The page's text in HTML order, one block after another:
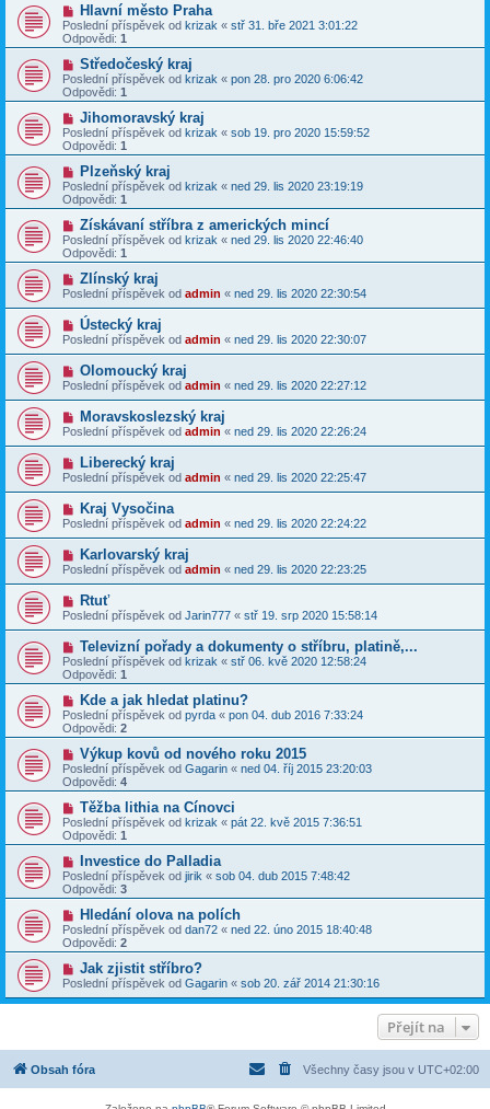
Hlavní město Praha
Poslední příspěvek od krizak « stř 31. bře 2021 3:01:22
Odpovědi: 1
Středočeský kraj
Poslední příspěvek od krizak « pon 28. pro 2020 6:06:42
Odpovědi: 1
Jihomoravský kraj
Poslední příspěvek od krizak « sob 19. pro 2020 15:59:52
Odpovědi: 1
Plzeňský kraj
Poslední příspěvek od krizak « ned 29. lis 2020 23:19:19
Odpovědi: 1
Získávaní stříbra z amerických mincí
Poslední příspěvek od krizak « ned 29. lis 2020 22:46:40
Odpovědi: 1
Zlínský kraj
Poslední příspěvek od admin « ned 29. lis 2020 22:30:54
Ústecký kraj
Poslední příspěvek od admin « ned 29. lis 2020 22:30:07
Olomoucký kraj
Poslední příspěvek od admin « ned 29. lis 2020 22:27:12
Moravskoslezský kraj
Poslední příspěvek od admin « ned 29. lis 2020 22:26:24
Liberecký kraj
Poslední příspěvek od admin « ned 29. lis 2020 22:25:47
Kraj Vysočina
Poslední příspěvek od admin « ned 29. lis 2020 22:24:22
Karlovarský kraj
Poslední příspěvek od admin « ned 29. lis 2020 22:23:25
Rtuť
Poslední příspěvek od Jarin777 « stř 19. srp 2020 15:58:14
Televizní pořady a dokumenty o stříbru, platině,...
Poslední příspěvek od krizak « stř 06. kvě 2020 12:58:24
Odpovědi: 1
Kde a jak hledat platinu?
Poslední příspěvek od pyrda « pon 04. dub 2016 7:33:24
Odpovědi: 2
Výkup kovů od nového roku 2015
Poslední příspěvek od Gagarin « ned 04. říj 2015 23:20:03
Odpovědi: 4
Těžba lithia na Cínovci
Poslední příspěvek od krizak « pát 22. kvě 2015 7:36:51
Odpovědi: 1
Investice do Palladia
Poslední příspěvek od jirik « sob 04. dub 2015 7:48:42
Odpovědi: 3
Hledání olova na polích
Poslední příspěvek od dan72 « ned 22. úno 2015 18:40:48
Odpovědi: 2
Jak zjistit stříbro?
Poslední příspěvek od Gagarin « sob 20. zář 2014 21:30:16
Přejít na
Obsah fóra Všechny časy jsou v UTC+02:00